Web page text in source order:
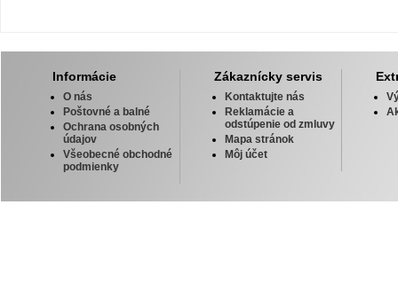
Informácie
O nás
Poštovné a balné
Ochrana osobných
údajov
Všeobecné obchodné
podmienky
Zákaznícky servis
Kontaktujte nás
Reklamácie a
odstúpenie od zmluvy
Mapa stránok
Môj účet